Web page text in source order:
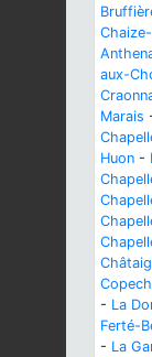
aux-
Marais
Huon -
- La
Ferté-
- La